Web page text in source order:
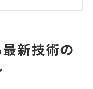
の向上事例
与える影響
新技術の